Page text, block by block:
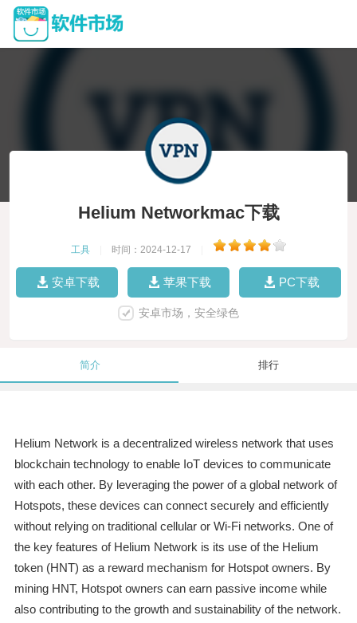
Helium Networkmac下载
工具 时间：2024-12-17
安卓下载 苹果下载 PC下载
安卓市场，安全绿色
简介 排行
Helium Network is a decentralized wireless network that uses
blockchain technology to enable IoT devices to communicate
with each other. By leveraging the power of a global network of
Hotspots, these devices can connect securely and efficiently
without relying on traditional cellular or Wi-Fi networks. One of
the key features of Helium Network is its use of the Helium
token (HNT) as a reward mechanism for Hotspot owners. By
mining HNT, Hotspot owners can earn passive income while
also contributing to the growth and sustainability of the network.